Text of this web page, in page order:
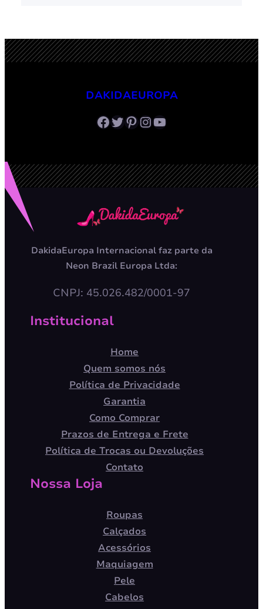
DAKIDAEUROPA
Facebook Twitter Pinterest InstagramYoutube
DakidaEuropa Internacional faz parte da
Neon Brazil Europa Ltda:
CNPJ: 45.026.482/0001-97
Institucional
Home
Quem somos nós
Política de Privacidade
Garantia
Como Comprar
Prazos de Entrega e Frete
Política de Trocas ou Devoluções
Contato
Nossa Loja
Roupas
Calçados
Acessórios
Maquiagem
Pele
Cabelos